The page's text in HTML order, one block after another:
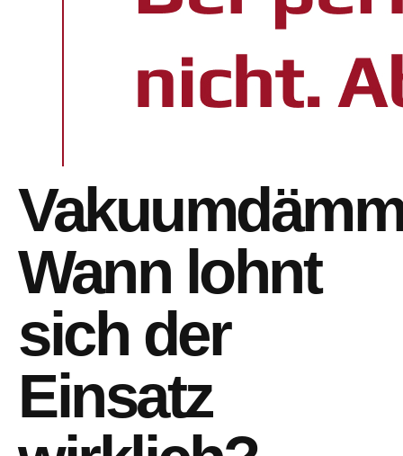
Wann lohnt
sich der
Einsatz